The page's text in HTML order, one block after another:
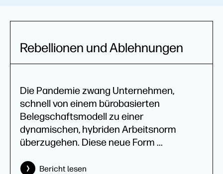
Rebellionen und Ablehnungen
Die Pandemie zwang Unternehmen,
schnell von einem bürobasierten
Belegschaftsmodell zu einer
dynamischen, hybriden Arbeitsnorm
überzugehen. Diese neue Form ...
Bericht lesen